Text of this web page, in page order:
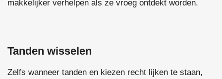
makkelijker verhelpen als ze vroeg ontdekt worden.
Tanden wisselen
Zelfs wanneer tanden en kiezen recht lijken te staan,